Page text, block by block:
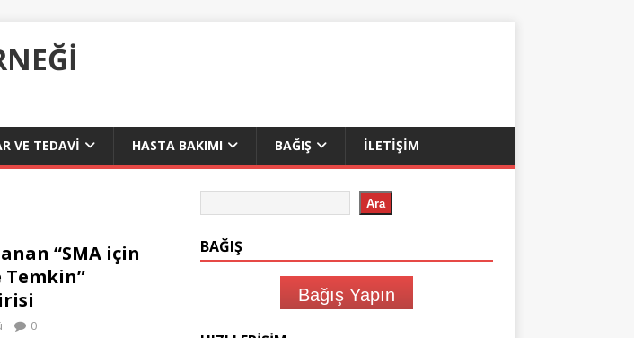
VE TEDAVI HASTA BAKIMI BAĞIŞ İLETIŞIM
“SMA için
Temkin”
0
Ara
BAĞIŞ
Bağış Yapın